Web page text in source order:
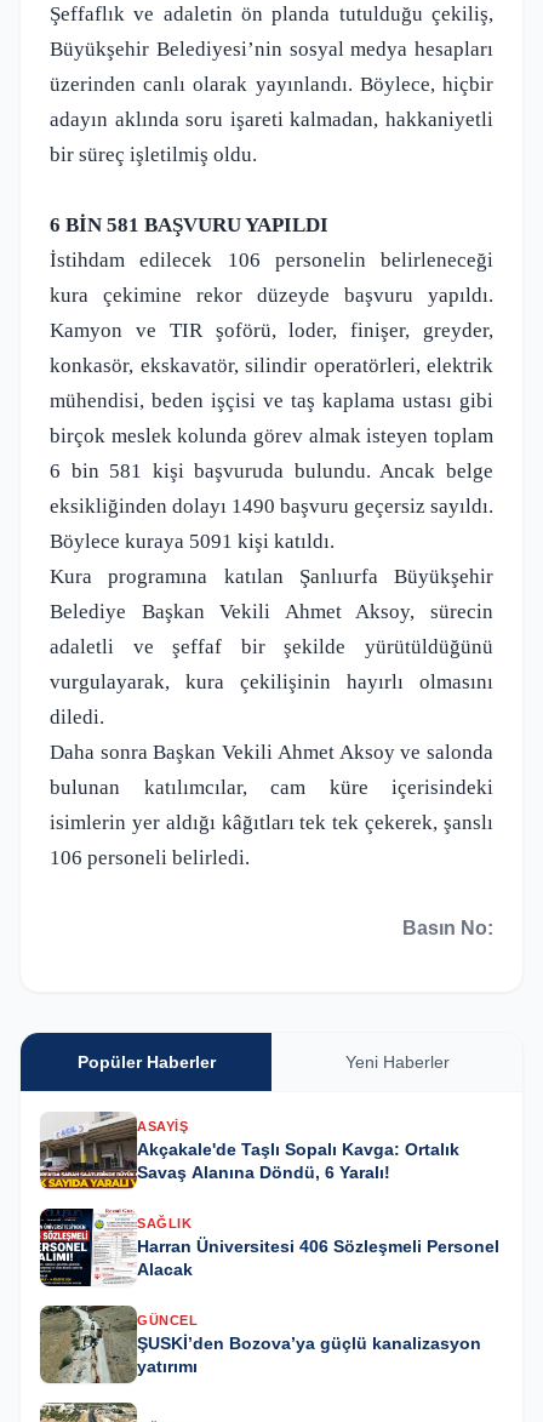
Şeffaflık ve adaletin ön planda tutulduğu çekiliş,
Büyükşehir Belediyesi’nin sosyal medya hesapları
üzerinden canlı olarak yayınlandı. Böylece, hiçbir
adayın aklında soru işareti kalmadan, hakkaniyetli
bir süreç işletilmiş oldu.
6 BİN 581 BAŞVURU YAPILDI
İstihdam edilecek 106 personelin belirleneceği
kura çekimine rekor düzeyde başvuru yapıldı.
Kamyon ve TIR şoförü, loder, finişer, greyder,
konkasör, ekskavatör, silindir operatörleri, elektrik
mühendisi, beden işçisi ve taş kaplama ustası gibi
birçok meslek kolunda görev almak isteyen toplam
6 bin 581 kişi başvuruda bulundu. Ancak belge
eksikliğinden dolayı 1490 başvuru geçersiz sayıldı.
Böylece kuraya 5091 kişi katıldı.
Kura programına katılan Şanlıurfa Büyükşehir
Belediye Başkan Vekili Ahmet Aksoy, sürecin
adaletli ve şeffaf bir şekilde yürütüldüğünü
vurgulayarak, kura çekilişinin hayırlı olmasını
diledi.
Daha sonra Başkan Vekili Ahmet Aksoy ve salonda
bulunan katılımcılar, cam küre içerisindeki
isimlerin yer aldığı kâğıtları tek tek çekerek, şanslı
106 personeli belirledi.
Basın No:
Popüler Haberler Yeni Haberler
ASAYIŞ
Akçakale'de Taşlı Sopalı Kavga: Ortalık
Savaş Alanına Döndü, 6 Yaralı!
SAĞLIK
Harran Üniversitesi 406 Sözleşmeli Personel
Alacak
GÜNCEL
ŞUSKİ’den Bozova’ya güçlü kanalizasyon
yatırımı